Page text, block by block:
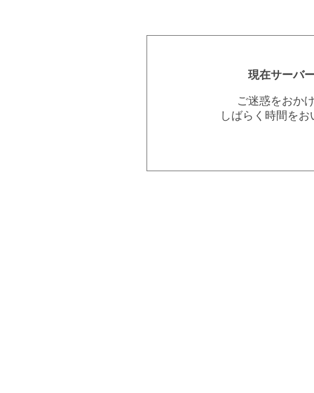
現在サーバ
ご迷惑をおか
しばらく時間を